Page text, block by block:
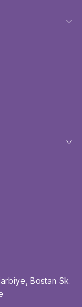
Bostan Sk.